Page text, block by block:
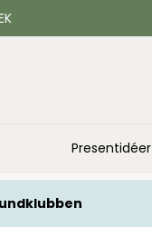
Presentidéer